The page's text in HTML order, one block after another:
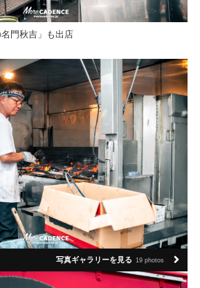
門秋吉」も出店
写真ギャラリーを見る 19 photos